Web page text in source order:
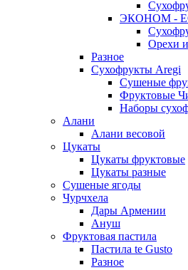
ЭКОНОМ -
Орехи
Разное
Сухофрукты Aregi
Сушеные
Фруктовые
Наборы
Алани
Алани весовой
Цукаты
Цукаты фруктовые
Цукаты разные
Сушеные ягоды
Чурчхела
Дары Армении
Ануш
Фруктовая пастила
Пастила te Gusto
Разное